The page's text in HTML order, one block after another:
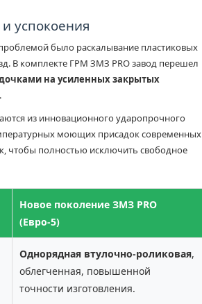
успокоения
было раскалывание пластиковых
В комплекте ГРМ ЗМЗ PRO завод перешел
на усиленных закрытых
из инновационного ударопрочного
моющих присадок современных
чтобы полностью исключить свободное
Новое поколение ЗМЗ PRO
(Евро-5)
Однорядная втулочно-роликовая,
облегченная, повышенной
точности изготовления.